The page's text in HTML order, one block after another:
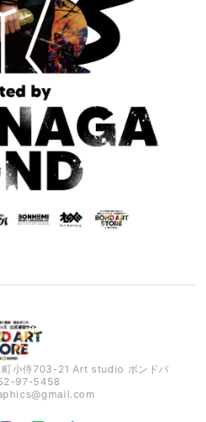
小侍703-21 Art studio ボンドバ
97-5458